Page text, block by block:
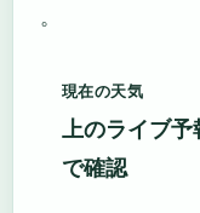
。
現在の天気
上のライブ予
で確認